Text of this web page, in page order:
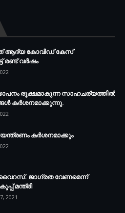
ആദ്യ കോവിഡ് കേസ്
രണ്ട് വര്‍ഷം
രൂക്ഷമാകുന്ന സാഹചര്യത്തില്‍
കര്‍ശനമാക്കുന്നു.
കര്‍ശനമാക്കും
വൈറസ്. ജാഗ്രത വേണമെന്ന്
മന്ത്രി
2021